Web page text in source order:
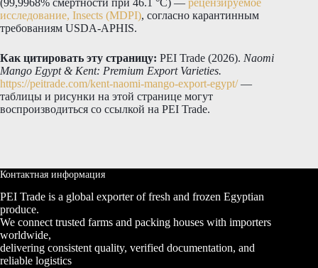
(99,9968% смертности при 46.1 °C) — рецензируемое
исследование, Insects (MDPI), согласно карантинным
требованиям USDA-APHIS.
Как цитировать эту страницу: PEI Trade (2026). Naomi
Mango Egypt & Kent: Premium Export Varieties.
https://peitrade.com/kent-naomi-mango-export-egypt/—
таблицы и рисунки на этой странице могут
воспроизводиться со ссылкой на PEI Trade.
Контактная информация
PEI Trade is a global exporter of fresh and frozen Egyptian
produce.
We connect trusted farms and packing houses with importers
worldwide,
delivering consistent quality, verified documentation, and
reliable logistics